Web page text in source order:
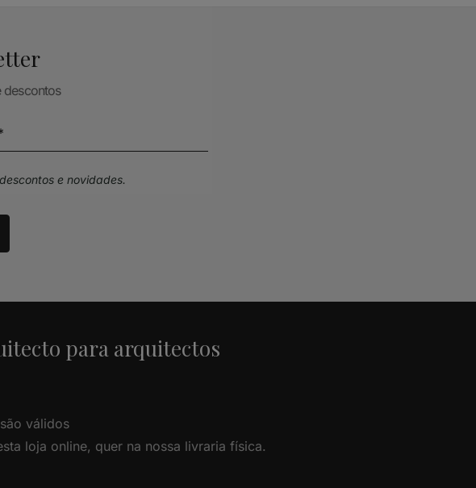
descontos
e novidades.
para arquitectos
válidos
loja online, quer na nossa livraria física.